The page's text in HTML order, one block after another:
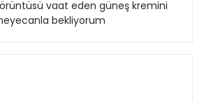
vaat eden güneş kremini
bekliyorum